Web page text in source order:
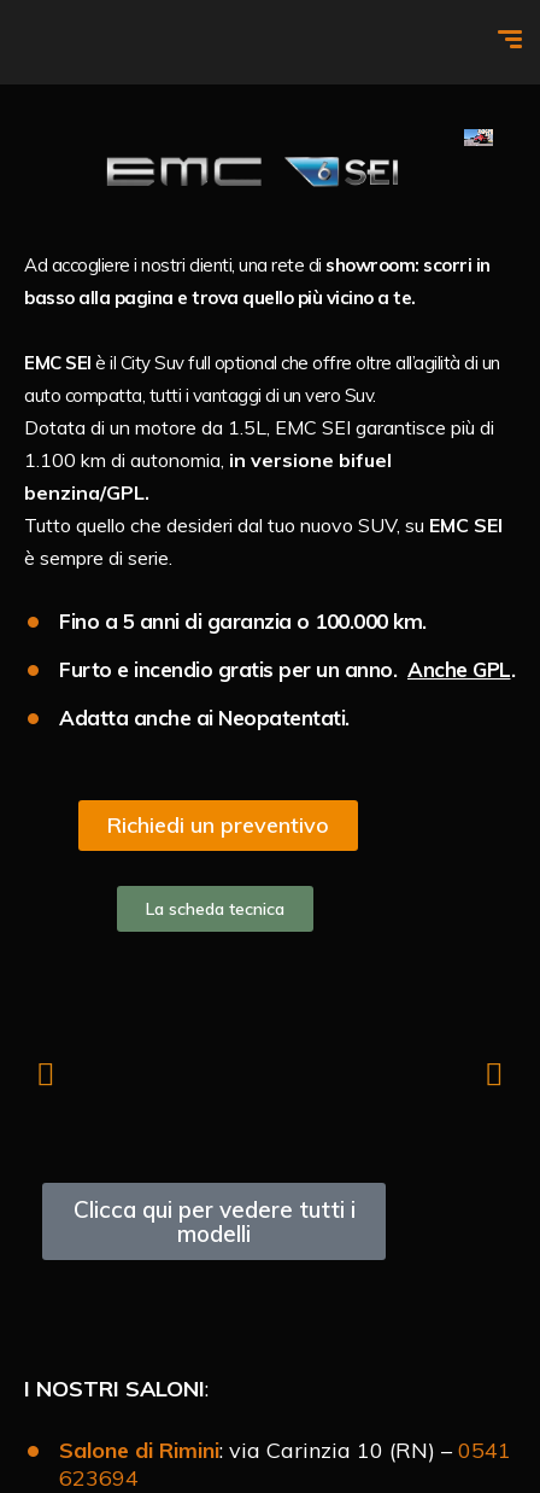
Ad accogliere i nostri clienti, una rete di showroom: scorri in
basso alla pagina e trova quello più vicino a te.
EMC SEI è il City Suv full optional che offre oltre all’agilità di un
auto compatta, tutti i vantaggi di un vero Suv.
Dotata di un motore da 1.5L, EMC SEI garantisce più di
1.100 km di autonomia, in versione bifuel
benzina/GPL.
Tutto quello che desideri dal tuo nuovo SUV, su EMC SEI
è sempre di serie.
Fino a 5 anni di garanzia o 100.000 km.
Furto e incendio gratis per un anno. Anche GPL.
Adatta anche ai Neopatentati.
Richiedi un preventivo
La scheda tecnica
Clicca qui per vedere tutti i
modelli
I NOSTRI SALONI:
Salone di Rimini: via Carinzia 10 (RN) – 0541
623694